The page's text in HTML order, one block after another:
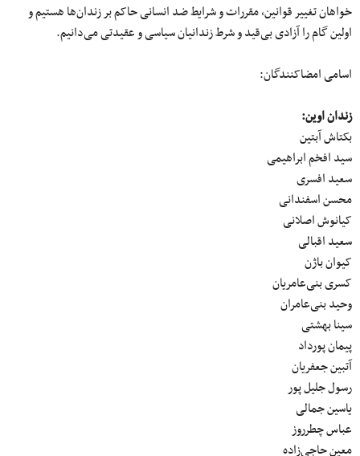
خواهان تغییر قوانین، مقررات و شرایط ضد انسانی حاکم بر زندان‌ها هستیم و
اولین گام را آزادی بی‌قید و شرط زندانیان سیاسی و عقیدتی می‌دانیم.
اسامی امضاکنندگان:
زندان اوین:
بکتاش آبتین
سید افخم ابراهیمی
سعید افسری
محسن اسفندانی
کیانوش اصلانی
سعید اقبالی
کیوان باژن
کسری بنی‌عامریان
وحید بنی‌عامران
سینا بهشتی
پیمان پورداد
آتبین جعفریان
رسول جلیل پور
یاسین جمالی
عباس چطرروز
معین حاجی‌زاده